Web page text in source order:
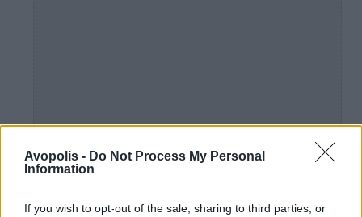
Avopolis - Do Not Process My Personal
Information
If you wish to opt-out of the sale, sharing to third parties, or